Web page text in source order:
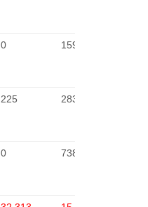
0 159
225 283
0 738